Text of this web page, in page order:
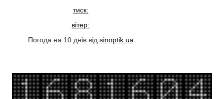
тиск:
вітер:
Погода на 10 днів від sinoptik.ua